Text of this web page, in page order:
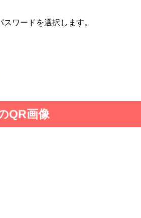
ワードを選択します。
QR画像